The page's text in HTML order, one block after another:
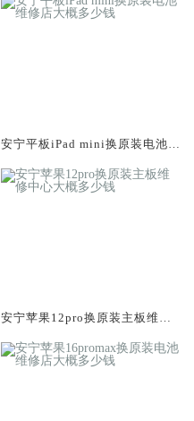
安宁平板iPad mini换原装电池维
安宁苹果12pro换原装主板维修